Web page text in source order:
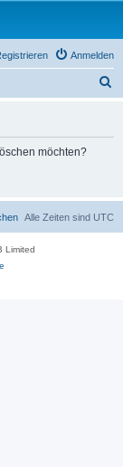
Anmelden
möchten?
Alle Zeiten sind UTC
Limited